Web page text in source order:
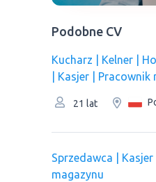
Podobne CV
Kucharz | Kelner |
| Kasjer | Рracownik
21 lat
Sprzedawca |
magazynu